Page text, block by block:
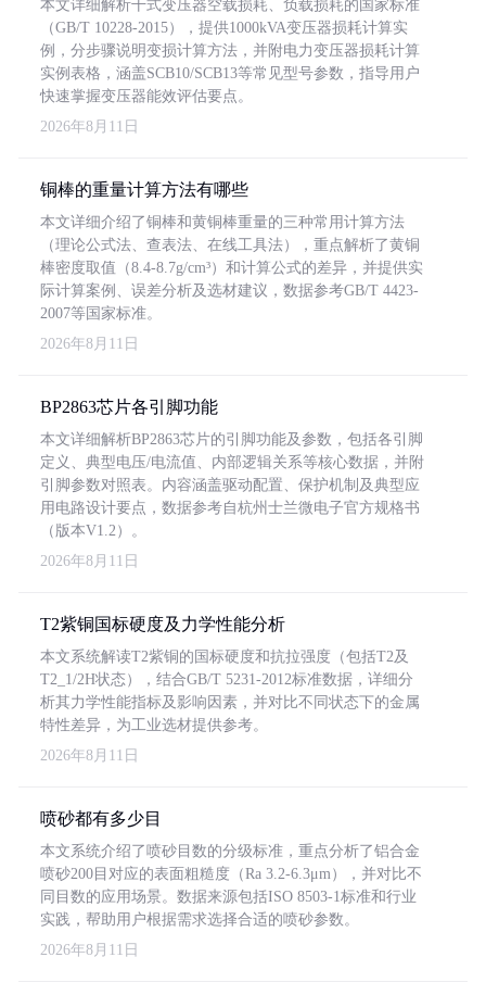
本文详细解析干式变压器空载损耗、负载损耗的国家标准
（GB/T 10228-2015），提供1000kVA变压器损耗计算实
例，分步骤说明变损计算方法，并附电力变压器损耗计算
实例表格，涵盖SCB10/SCB13等常见型号参数，指导用户
快速掌握变压器能效评估要点。
2026年8月11日
铜棒的重量计算方法有哪些
本文详细介绍了铜棒和黄铜棒重量的三种常用计算方法
（理论公式法、查表法、在线工具法），重点解析了黄铜
棒密度取值（8.4-8.7g/cm³）和计算公式的差异，并提供实
际计算案例、误差分析及选材建议，数据参考GB/T 4423-
2007等国家标准。
2026年8月11日
BP2863芯片各引脚功能
本文详细解析BP2863芯片的引脚功能及参数，包括各引脚
定义、典型电压/电流值、内部逻辑关系等核心数据，并附
引脚参数对照表。内容涵盖驱动配置、保护机制及典型应
用电路设计要点，数据参考自杭州士兰微电子官方规格书
（版本V1.2）。
2026年8月11日
T2紫铜国标硬度及力学性能分析
本文系统解读T2紫铜的国标硬度和抗拉强度（包括T2及
T2_1/2H状态），结合GB/T 5231-2012标准数据，详细分
析其力学性能指标及影响因素，并对比不同状态下的金属
特性差异，为工业选材提供参考。
2026年8月11日
喷砂都有多少目
本文系统介绍了喷砂目数的分级标准，重点分析了铝合金
喷砂200目对应的表面粗糙度（Ra 3.2-6.3μm），并对比不
同目数的应用场景。数据来源包括ISO 8503-1标准和行业
实践，帮助用户根据需求选择合适的喷砂参数。
2026年8月11日